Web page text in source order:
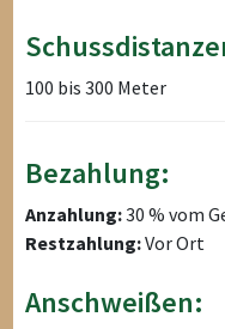
100 bis 300 Meter
Bezahlung:
Anzahlung:30 % vom
Restzahlung:Vor Ort
Anschweißen: